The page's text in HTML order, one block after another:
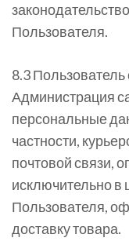
Пользователя.
8.3 Пользователь
Администрация
персональные
частности,
почтовой связи,
исключительно в
Пользователя,
доставку товара.